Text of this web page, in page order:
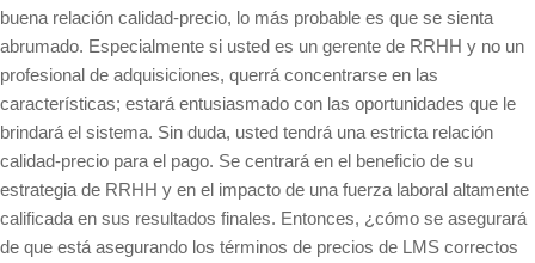
buena relación calidad-precio, lo más probable es que se sienta
abrumado. Especialmente si usted es un gerente de RRHH y no un
profesional de adquisiciones, querrá concentrarse en las
características; estará entusiasmado con las oportunidades que le
brindará el sistema. Sin duda, usted tendrá una estricta relación
calidad-precio para el pago. Se centrará en el beneficio de su
estrategia de RRHH y en el impacto de una fuerza laboral altamente
calificada en sus resultados finales. Entonces, ¿cómo se asegurará
de que está asegurando los términos de precios de LMS correctos